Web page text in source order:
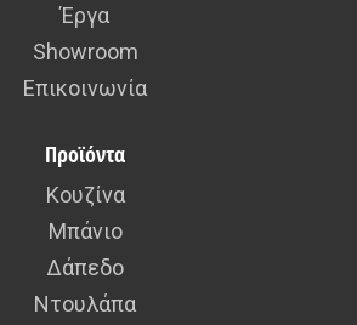
Έργα
Showroom
Επικοινωνία
Προϊόντα
Κουζίνα
Μπάνιο
Δάπεδο
Ντουλάπα